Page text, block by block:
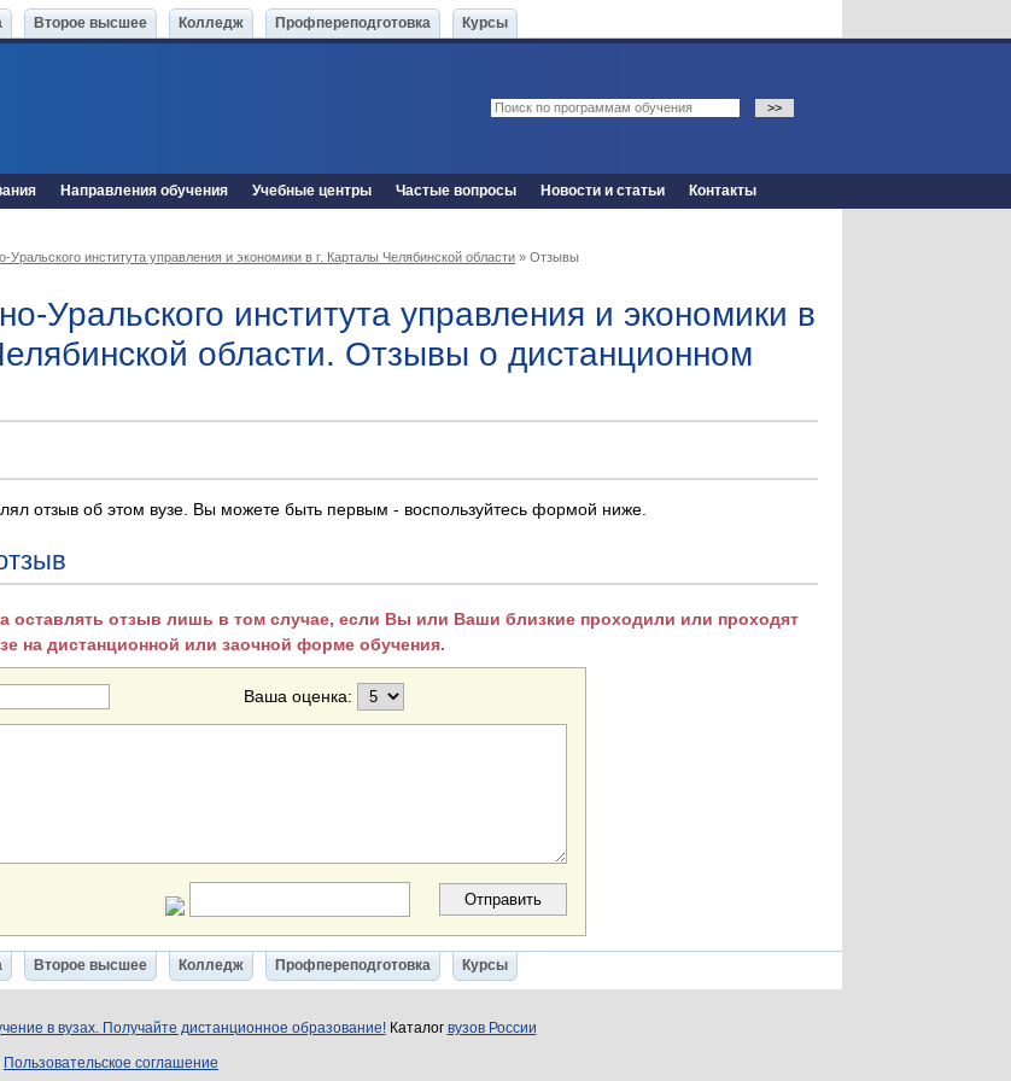
Второе высшее Колледж Профпереподготовка Курсы
Направления обучения Учебные центры Частые вопросы Новости и статьи Контакты
института управления и экономики в г. Карталы Челябинской области » Отзывы
Уральского института управления и экономики в
области. Отзывы о дистанционном
отзыв об этом вузе. Вы можете быть первым - воспользуйтесь формой ниже.
оставлять отзыв лишь в том случае, если Вы или Ваши близкие проходили или проходят
на дистанционной или заочной форме обучения.
Ваша оценка:
Второе высшее Колледж Профпереподготовка Курсы
в вузах. Получайте дистанционное образование!Каталог вузов России
Пользовательское соглашение